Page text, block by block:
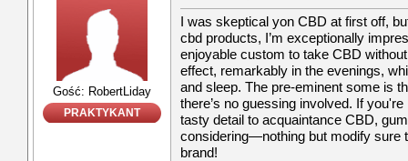
Gość: RobertLiday
PRAKTYKANT
I was skeptical yon CBD at first off,
cbd products, I’m exceptionally
enjoyable custom to take CBD
effect, remarkably in the evenings,
and sleep. The pre-eminent some is
there’s no guessing involved. If
tasty detail to acquaintance CBD,
considering—nothing but modify sure
brand!